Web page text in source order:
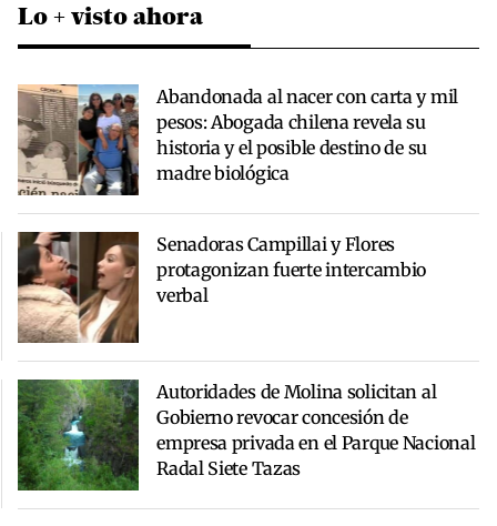
Lo + visto ahora
Abandonada al nacer con carta y mil
pesos: Abogada chilena revela su
historia y el posible destino de su
madre biológica
Senadoras Campillai y Flores
protagonizan fuerte intercambio
verbal
Autoridades de Molina solicitan al
Gobierno revocar concesión de
empresa privada en el Parque Nacional
Radal Siete Tazas